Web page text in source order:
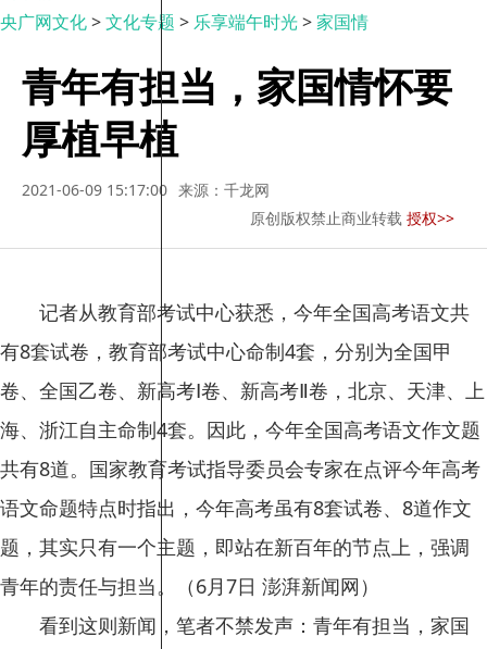
央广网文化>文化专题 > 乐享端午时光>家国情
青年有担当，家国情怀要
厚植早植
2021-06-09 15:17:00 来源：千龙网
原创版权禁止商业转载 授权>>
记者从教育部考试中心获悉，今年全国高考语文共
有8套试卷，教育部考试中心命制4套，分别为全国甲
卷、全国乙卷、新高考Ⅰ卷、新高考Ⅱ卷，北京、天津、上
海、浙江自主命制4套。因此，今年全国高考语文作文题
共有8道。国家教育考试指导委员会专家在点评今年高考
语文命题特点时指出，今年高考虽有8套试卷、8道作文
题，其实只有一个主题，即站在新百年的节点上，强调
青年的责任与担当。（6月7日 澎湃新闻网）
看到这则新闻，笔者不禁发声：青年有担当，家国